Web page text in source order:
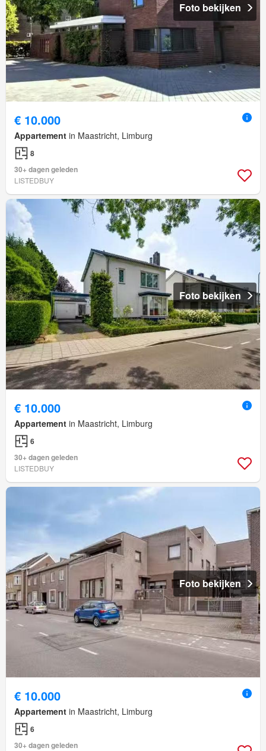
Foto bekijken
€ 10.000
Appartement in Maastricht, Limburg
8
30+ dagen geleden
LISTEDBUY
Foto bekijken
€ 10.000
Appartement in Maastricht, Limburg
6
30+ dagen geleden
LISTEDBUY
Foto bekijken
€ 10.000
Appartement in Maastricht, Limburg
6
30+ dagen geleden